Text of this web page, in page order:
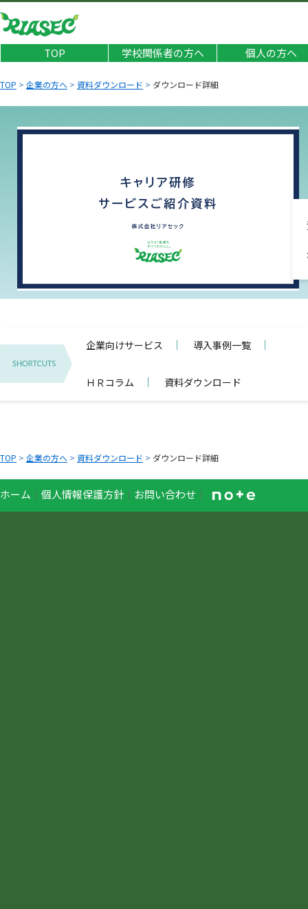
TOP 学校関係者の方へ 個人の方へ
TOP > 企業の方へ > 資料ダウンロード > ダウンロード詳細
企業向けサービス 導入事例一覧
ＨＲコラム 資料ダウンロード
TOP > 企業の方へ > 資料ダウンロード > ダウンロード詳細
ホーム ｜ 個人情報保護方針 ｜ お問い合わせ ｜